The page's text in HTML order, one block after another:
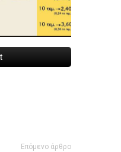
Επόμενο άρθρο